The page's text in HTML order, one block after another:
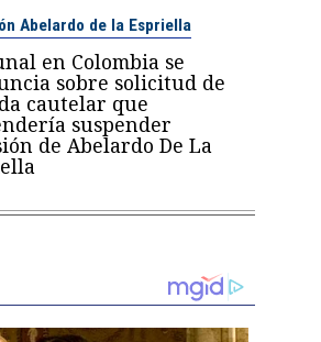
Abelardo de la Espriella
en Colombia se
sobre solicitud de
cautelar que
suspender
de Abelardo De La